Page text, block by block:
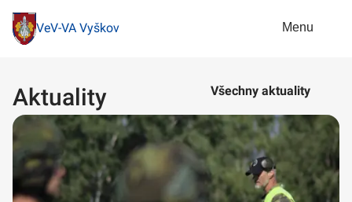
VeV-VA Vyškov Menu
Aktuality Všechny aktuality